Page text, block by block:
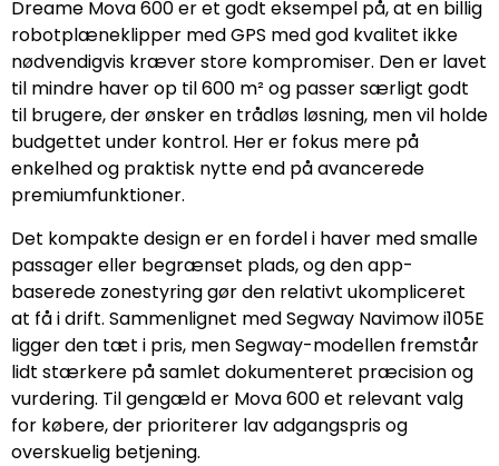
Dreame Mova 600 er et godt eksempel på, at en billig
robotplæneklipper med GPS med god kvalitet ikke
nødvendigvis kræver store kompromiser. Den er lavet
til mindre haver op til 600 m² og passer særligt godt
til brugere, der ønsker en trådløs løsning, men vil holde
budgettet under kontrol. Her er fokus mere på
enkelhed og praktisk nytte end på avancerede
premiumfunktioner.
Det kompakte design er en fordel i haver med smalle
passager eller begrænset plads, og den app-
baserede zonestyring gør den relativt ukompliceret
at få i drift. Sammenlignet med Segway Navimow i105E
ligger den tæt i pris, men Segway-modellen fremstår
lidt stærkere på samlet dokumenteret præcision og
vurdering. Til gengæld er Mova 600 et relevant valg
for købere, der prioriterer lav adgangspris og
overskuelig betjening.